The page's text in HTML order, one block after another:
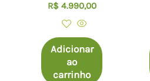
R$4.990,00
Adicionar
ao
carrinho